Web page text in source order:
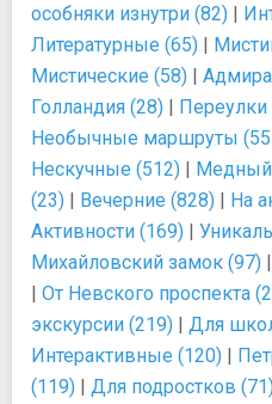
особняки изнутри (82) |
Литературные (65) |
Мистические (58) |
Голландия (28) |
Необычные маршруты
Нескучные (512) | Медный
(23) | Вечерние (828) | На
Активности (169) |
Михайловский замок (97) |
| От Невского проспекта
экскурсии (219) | Для
Интерактивные (120) |
(119) | Для подростков